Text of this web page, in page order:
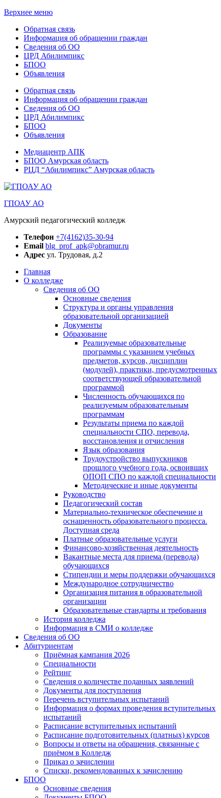
Верхнее меню
Обратная связь
Информация об обращении граждан
Сведения об ОО
ЦРД Абилимпикс
БПОО
Объявления
Обратная связь
Информация об обращении граждан
Сведения об ОО
ЦРД Абилимпикс
БПОО
Объявления
Медиацентр АПК
БПОО Амурская область
РЦД “Абилимпикс” Амурская область
ГПОАУ АО
Амурский педагогический колледж
Телефон +7(4162)35-30-94
Email blg_prof_apk@obramur.ru
Адрес ул. Трудовая, д.2
Главная
О колледже
Сведения об ОО
Основные сведения
Структура и органы управления
образовательной организацией
Документы
Образование
Реализуемые образовательные
программы с указанием учебных
предметов, курсов, дисциплин
(модулей), практики, предусмотренных
соответствующей образовательной
программой
Численность обучающихся по
реализуемым образовательным
программам
Результаты приема по каждой
специальности СПО, перевода,
восстановления и отчисления
Язык образования
Трудоустройство выпускников
прошлого учебного года, освоивших
ОПОП СПО по каждой специальности
Методические и иные документы
Руководство
Педагогический состав
Материально-техническое обеспечение и
оснащенность образовательного процесса.
Доступная среда
Платные образовательные услуги
Финансово-хозяйственная деятельность
Вакантные места для приема (перевода)
обучающихся
Стипендии и меры поддержки обучающихся
Международное сотрудничество
Организация питания в образовательной
организации
Образовательные стандарты и требования
История колледжа
Информация в СМИ о колледже
Сведения об ОО
Абитуриентам
Приёмная кампания 2026
Специальности
Рейтинг
Сведения о количестве поданных заявлений
Документы для поступления
Перечень вступительных испытаний
Информация о формах проведения вступительных
испытаний
Расписание вступительных испытаний
Расписание подготовительных (платных) курсов
Вопросы и ответы на обращения, связанные с
приёмом в Колледж
Приказ о зачислении
Списки, рекомендованных к зачислению
БПОО
Основные сведения